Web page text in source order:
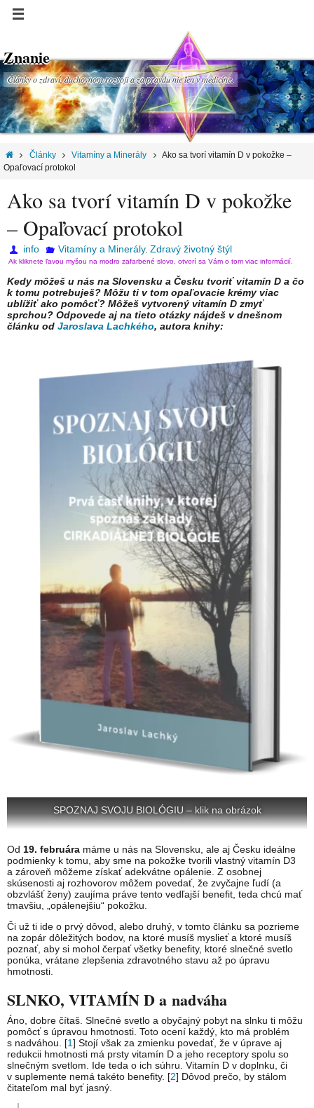
Znanie
Články o zdraví, duchovnom rozvoji a za pravdu nie len v medicíne.
Články Vitamíny a Minerály
Ako sa tvorí vitamín D v pokožke –
Opaľovací protokol
Ako sa tvorí vitamín D v pokožke
– Opaľovací protokol
info Vitamíny a Minerály, Zdravý životný štýl
Ak kliknete ľavou myšou na modro zafarbené slovo, otvorí sa Vám o tom viac informácií.
Kedy môžeš u nás na Slovensku a Česku tvoriť vitamín D a čo
k tomu potrebuješ? Môžu ti v tom opaľovacie krémy viac
ublížiť ako pomôcť? Môžeš vytvorený vitamín D zmyť
sprchou? Odpovede aj na tieto otázky nájdeš v dnešnom
článku od Jaroslava Lachkého, autora knihy:
SPOZNAJ SVOJU BIOLÓGIU – klik na obrázok
Od 19. februára máme u nás na Slovensku, ale aj Česku ideálne
podmienky k tomu, aby sme na pokožke tvorili vlastný vitamín D3
a zároveň môžeme získať adekvátne opálenie. Z osobnej
skúsenosti aj rozhovorov môžem povedať, že zvyčajne ľudí (a
obzvlášť ženy) zaujíma práve tento vedľajší benefit, teda chcú mať
tmavšiu, „opálenejšiu“ pokožku.
Či už ti ide o prvý dôvod, alebo druhý, v tomto článku sa pozrieme
na zopár dôležitých bodov, na ktoré musíš myslieť a ktoré musíš
poznať, aby si mohol čerpať všetky benefity, ktoré slnečné svetlo
ponúka, vrátane zlepšenia zdravotného stavu až po úpravu
hmotnosti.
SLNKO, VITAMÍN D a nadváha
Áno, dobre čítaš. Slnečné svetlo a obyčajný pobyt na slnku ti môžu
pomôcť s úpravou hmotnosti. Toto ocení každý, kto má problém
s nadváhou. [1] Stojí však za zmienku povedať, že v úprave aj
redukcii hmotnosti má prsty vitamín D a jeho receptory spolu so
slnečným svetlom. Ide teda o ich súhru. Vitamín D v doplnku, či
v suplemente nemá takéto benefity. [2] Dôvod prečo, by stálom
čitateľom mal byť jasný.